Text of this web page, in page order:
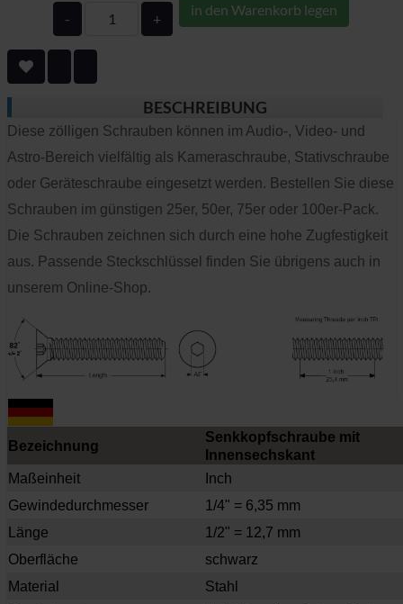
- +
in den Warenkorb legen
BESCHREIBUNG
Diese zölligen Schrauben können im Audio-, Video- und
Astro-Bereich vielfältig als Kameraschraube, Stativschraube
oder Geräteschraube eingesetzt werden. Bestellen Sie diese
Schrauben im günstigen 25er, 50er, 75er oder 100er-Pack.
Die Schrauben zeichnen sich durch eine hohe Zugfestigkeit
aus. Passende Steckschlüssel finden Sie übrigens auch in
unserem Online-Shop.
Bezeichnung
Senkkopfschraube mit
Innensechskant
Maßeinheit
Inch
Gewindedurchmesser
1/4" = 6,35 mm
Länge
1/2" = 12,7 mm
Oberfläche
schwarz
Material
Stahl